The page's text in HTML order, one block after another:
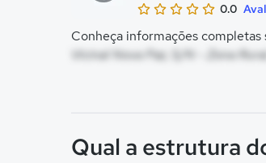
0.0
Conheça informações completas
Vicinal Nova Paz, S/N - Zona
Qual a estrutura